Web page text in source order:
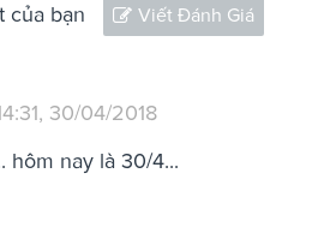
của bạn Viết Đánh Giá
30/04/2018
hôm nay là 30/4...